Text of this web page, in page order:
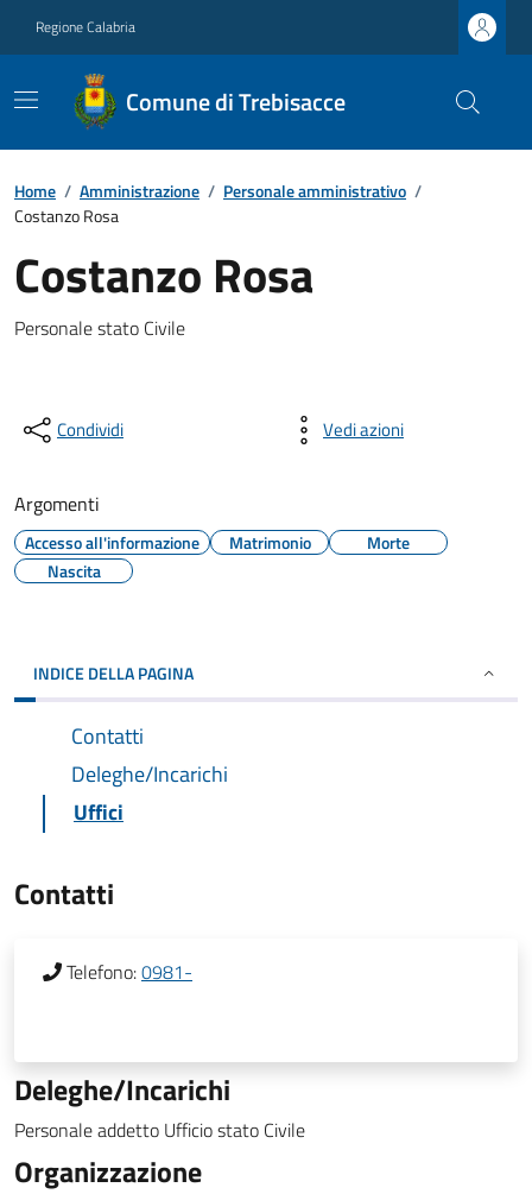
Regione Calabria
Comune di Trebisacce
Home / Amministrazione / Personale amministrativo /
Costanzo Rosa
Costanzo Rosa
Personale stato Civile
Condividi Vedi azioni
Argomenti
Accesso all'informazione Matrimonio
Morte
Nascita
INDICE DELLA PAGINA
Contatti
Deleghe/Incarichi
Uffici
Contatti
Telefono:0981-
Deleghe/Incarichi
Personale addetto Ufficio stato Civile
Organizzazione